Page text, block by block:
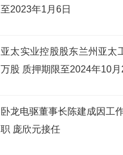
至2023年1月6日
亚太实业控股股东兰州亚太
万股 质押期限至2024年10月
卧龙电驱董事长陈建成因工
职 庞欣元接任